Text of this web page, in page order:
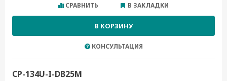
СРАВНИТЬ В ЗАКЛАДКИ
В КОРЗИНУ
КОНСУЛЬТАЦИЯ
CP-134U-I-DB25M